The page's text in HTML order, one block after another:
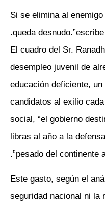
“Si se elimina al
queda desnudo.”escribe
El cuadro del Sr.
desempleo juvenil de
educación deficiente,
candidatos al exilio
social, “el gobierno
libras al año a la
pesado del continente
Este gasto, según el
seguridad nacional ni la